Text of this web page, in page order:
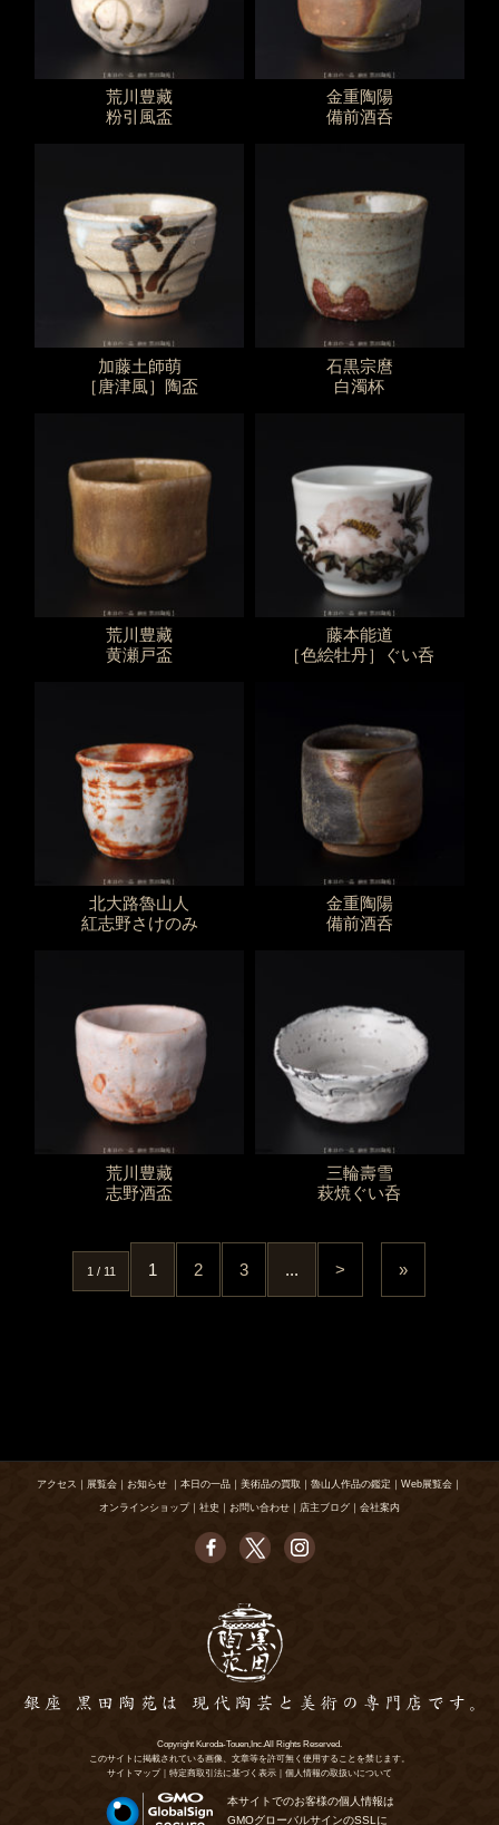
荒川豊藏
粉引風盃
金重陶陽
備前酒呑
加藤土師萌
［唐津風］陶盃
石黒宗麿
白濁杯
荒川豊藏
黄瀬戸盃
藤本能道
［色絵牡丹］ぐい呑
北大路魯山人
紅志野さけのみ
金重陶陽
備前酒呑
荒川豊藏
志野酒盃
三輪壽雪
萩焼ぐい呑
1 / 11 1 2 3 ... > »
アクセス ｜ 展覧会 ｜ お知らせ ｜ 本日の一品 ｜ 美術品の買取 ｜ 魯山人作品の鑑定 ｜ Web展覧会 ｜
オンラインショップ｜ 社史 ｜ お問い合わせ ｜ 店主ブログ ｜ 会社案内
Copyright Kuroda-Touen,Inc.All Rights Reserved.
このサイトに掲載されている画像、文章等を許可無く使用することを禁じます。
サイトマップ
特定商取引法に基づく表示 個人情報の取扱いについて
本サイトでのお客様の個人情報は
GMOグローバルサインのSSLに